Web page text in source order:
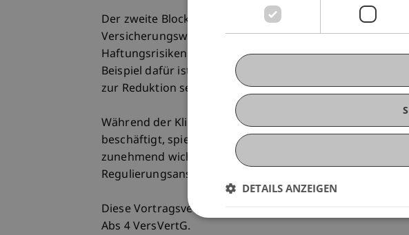
Der zweite Block widmet sich den Herausforderungen
Versicherungswirtschaft. Produktinnovationen spielen
Haftungsrisiken durch Klimahaftungsklagen («Climate
Beispiel dafür ist ein aufsehenerregendes
zur Reduktion seiner CO2-Emissionen verurteilt.
Während der Klimawandel somit bislang primär Sach-
beschäftigt, spielt er unter dem Schlagwort «Sustainable
zunehmend wichtige Rolle für
Regulierungsansätze dazu sollen daher ebenfalls
Diese Vortragsveranstaltung gilt als von der FMA
Abs 4 VersVertG.
DETAILS ANZEIGEN